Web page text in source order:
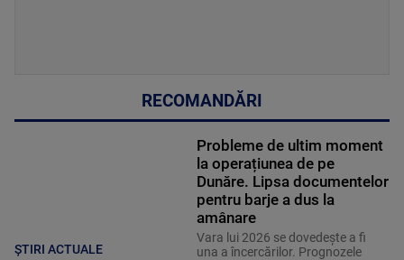
RECOMANDĂRI
ȘTIRI ACTUALE
Probleme de ultim moment
la operațiunea de pe
Dunăre. Lipsa documentelor
pentru barje a dus la
amânare
Vara lui 2026 se dovedește a fi
una a încercărilor. Prognozele